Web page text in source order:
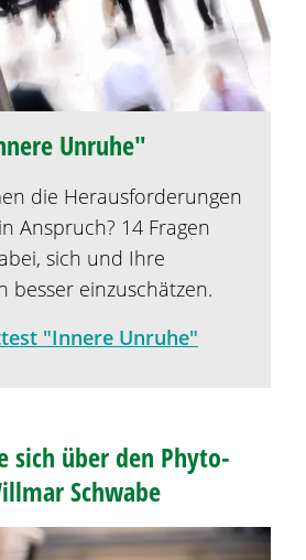
Unruhe"
die Herausforderungen
Anspruch? 14 Fragen
sich und Ihre
besser einzuschätzen.
"Innere Unruhe"
sich über den Phyto-
Schwabe